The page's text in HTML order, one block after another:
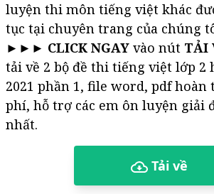
luyện thi môn tiếng việt khác
tục tại chuyên trang của chúng
►►► CLICK NGAY vào nút TẢI
tải về 2 bộ đề thi tiếng việt lớp 2
2021 phần 1, file word, pdf hoàn
phí, hỗ trợ các em ôn luyện giải
nhất.
Tải về